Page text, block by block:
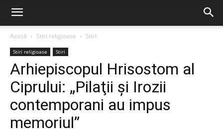
Acasă
Stiri religioase Stiri
Stiri religioase Stiri
Arhiepiscopul Hrisostom al
Ciprului: „Pilaţii şi Irozii
contemporani au impus
memoriul”